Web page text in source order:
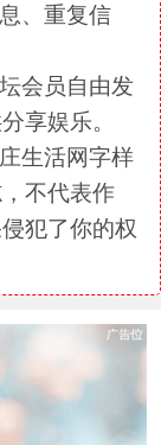
、重复信
会员自由发
享娱乐。
生活网字样
不代表作
犯了你的权